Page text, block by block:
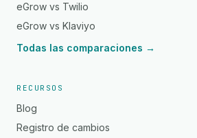
eGrow vs Twilio
eGrow vs Klaviyo
Todas las comparaciones →
RECURSOS
Blog
Registro de cambios